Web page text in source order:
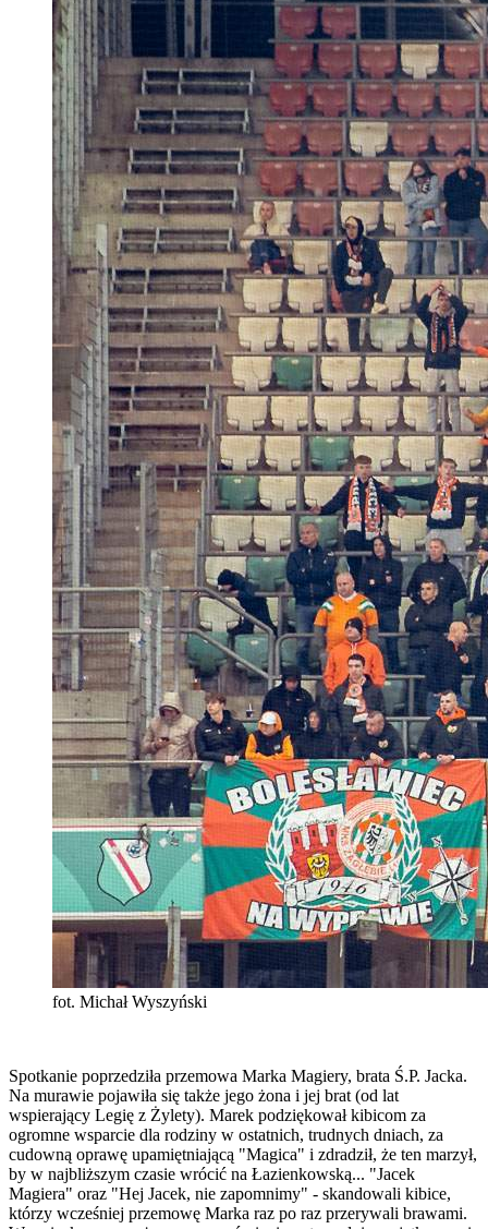
fot. Michał Wyszyński
Spotkanie poprzedziła przemowa Marka Magiery, brata Ś.P. Jacka.
Na murawie pojawiła się także jego żona i jej brat (od lat
wspierający Legię z Żylety). Marek podziękował kibicom za
ogromne wsparcie dla rodziny w ostatnich, trudnych dniach, za
cudowną oprawę upamiętniającą "Magica" i zdradził, że ten marzył,
by w najbliższym czasie wrócić na Łazienkowską... "Jacek
Magiera" oraz "Hej Jacek, nie zapomnimy" - skandowali kibice,
którzy wcześniej przemowę Marka raz po raz przerywali brawami.